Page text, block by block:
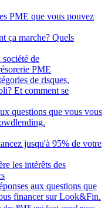
PME que vous pouvez
ça marche? Quels
société de
PME
de risques,
Et comment se
questions que vous vous
jusqu'à 95% de votre
les intérêts des
aux questions que
financer sur Look&Fin.